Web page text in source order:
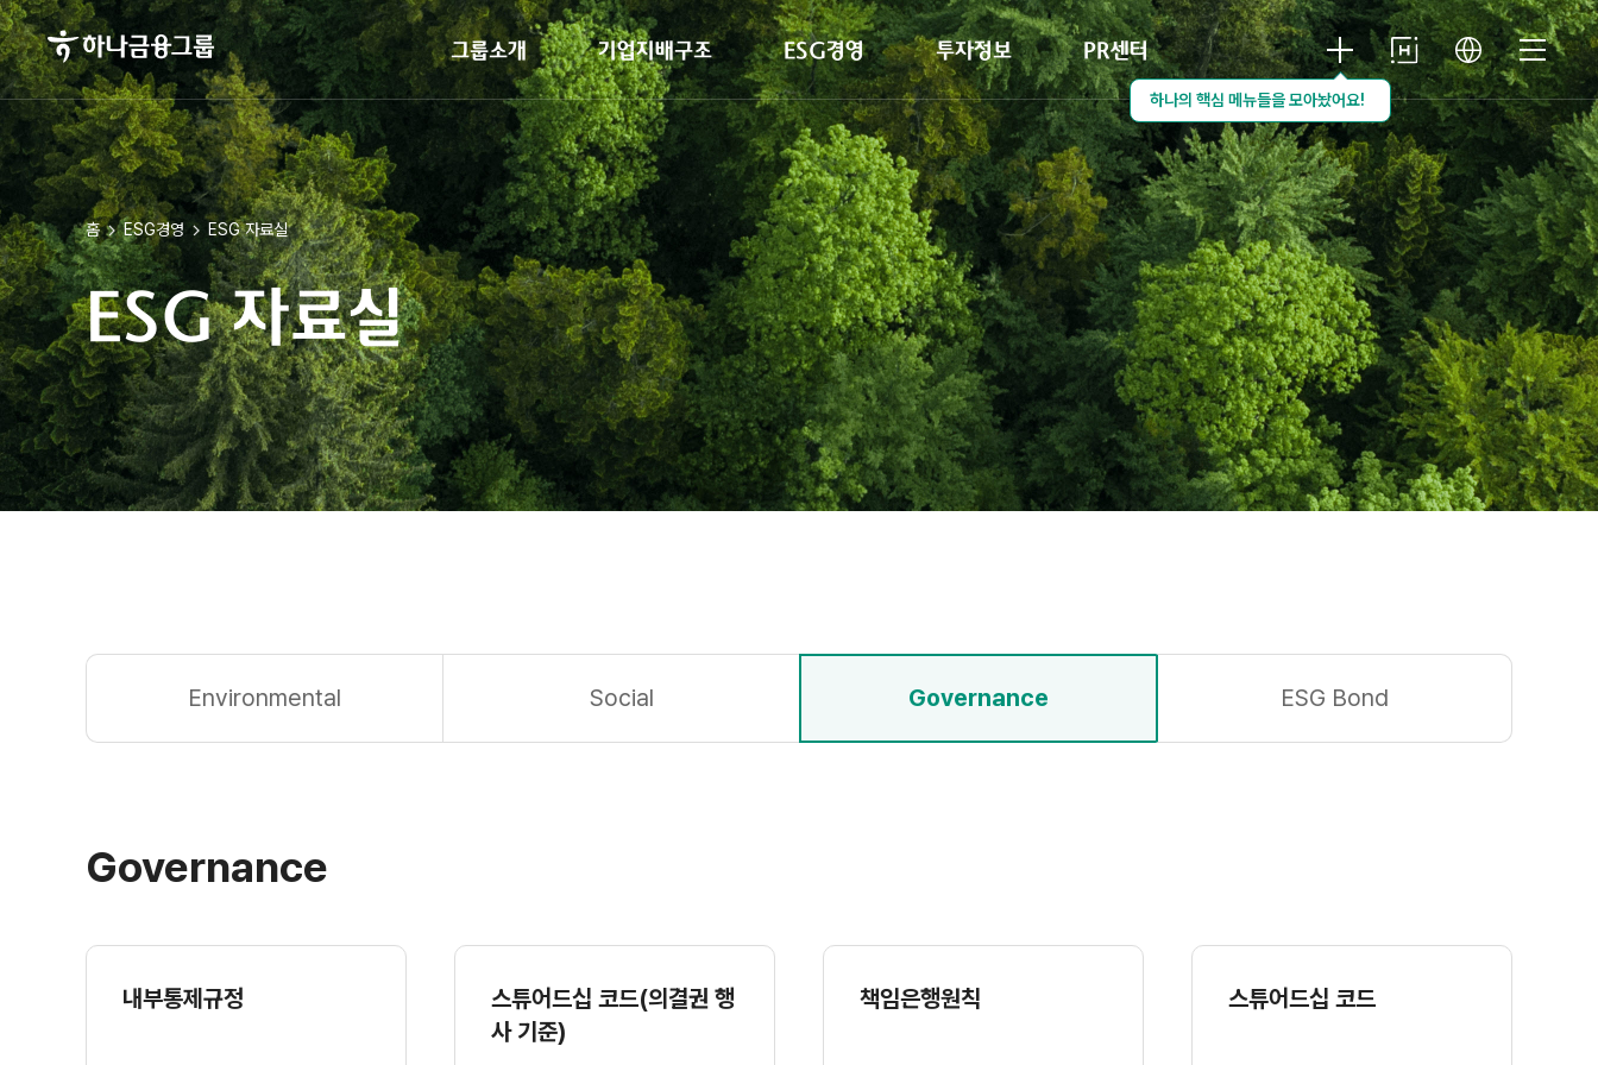
로딩이 완료 되었습니다.
하나금융그룹 그룹소개 기업지배구조 ESG경영 투자정보 PR센터
하나의 핵심 메뉴들을 모아놨어요!
홈 ESG경영 ESG 자료실
ESG 자료실
Environmental Social Governance ESG Bond
Governance
내부통제규정
스튜어드십 코드(의결권 행
사 기준)
책임은행원칙 스튜어드십 코드